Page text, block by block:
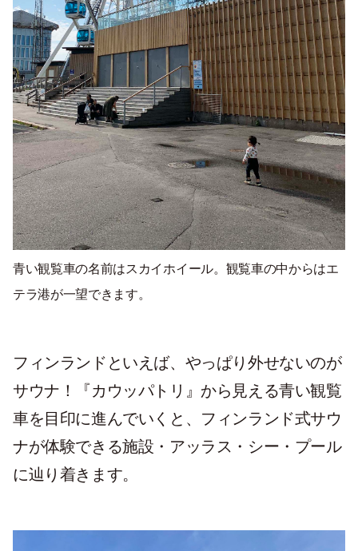
青い観覧車の名前はスカイホイール。観覧車の中からはエ
テラ港が一望できます。
フィンランドといえば、やっぱり外せないのが
サウナ！『カウッパトリ』から見える青い観覧
車を目印に進んでいくと、フィンランド式サウ
ナが体験できる施設・アッラス・シー・プール
に辿り着きます。